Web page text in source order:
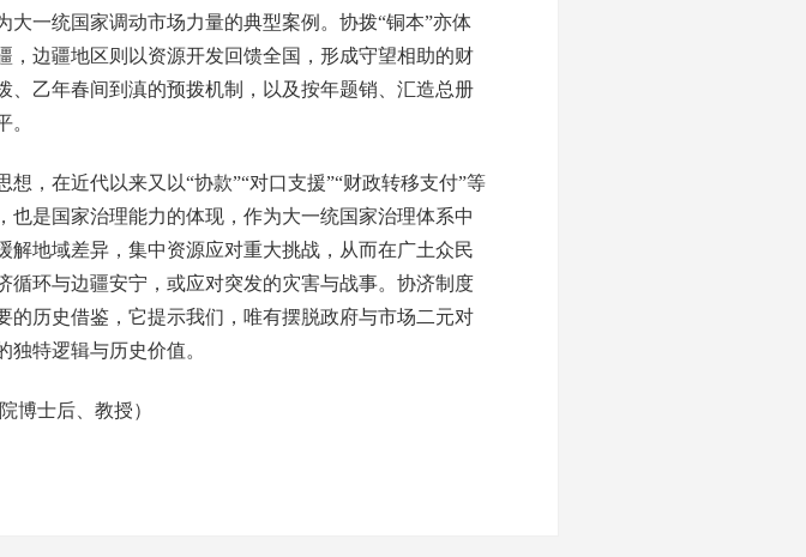
一统国家调动市场力量的典型案例。协拨“铜本”亦体
边疆地区则以资源开发回馈全国，形成守望相助的财
乙年春间到滇的预拨机制，以及按年题销、汇造总册
。
在近代以来又以“协款”“对口支援”“财政转移支付”等
是国家治理能力的体现，作为大一统国家治理体系中
地域差异，集中资源应对重大挑战，从而在广土众民
环与边疆安宁，或应对突发的灾害与战事。协济制度
历史借鉴，它提示我们，唯有摆脱政府与市场二元对
特逻辑与历史价值。
士后、教授）